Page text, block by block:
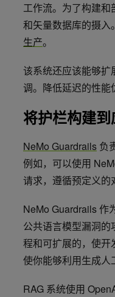
工作流。为了构建
和矢量数据库的摄入
生产。
该系统还应该能够扩
调。降低延迟的性能
将护栏构建
NeMo Guardrails 负
例如，可以使用
请求，遵循预定义的
NeMo Guardrails 作
公共语言模型漏洞
程和可扩展的，使开
使你能够利用生成人
RAG 系统使用